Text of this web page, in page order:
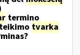
termino
tvarka